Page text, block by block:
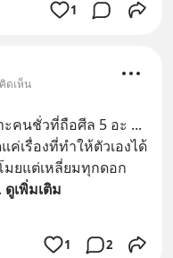
1
ดเห็น
คนชั่วที่ถือศีล 5 อะ ...
เรื่องที่ทำให้ตัวเองได้
มยแต่เหลี่ยมทุกดอก
ดูเพิ่มเติม
1 2